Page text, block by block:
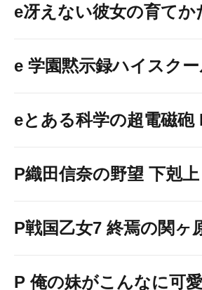
e冴えない彼女の育てか
e 学園黙示録ハイスク
eとある科学の超電磁砲
P織田信奈の野望 下剋上
P戦国乙女7 終焉の関ヶ
P 俺の妹がこんなに可